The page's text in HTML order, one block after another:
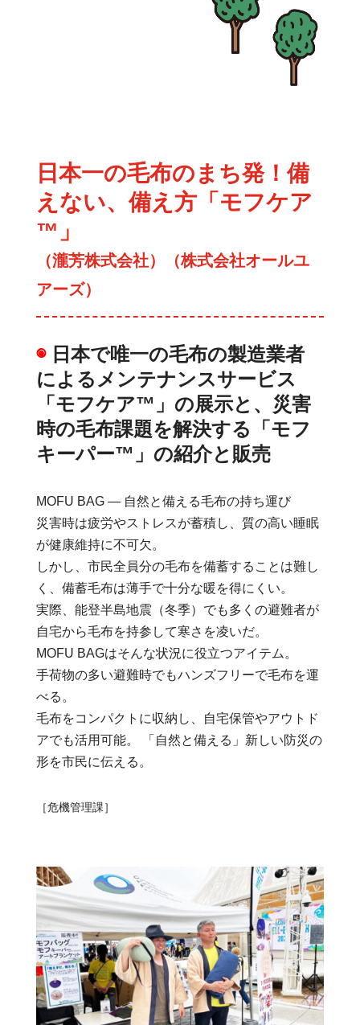
日本一の毛布のまち発！備
えない、備え方「モフケア
™」
（瀧芳株式会社）（株式会社オールユ
アーズ）
◉日本で唯一の毛布の製造業者
によるメンテナンスサービス
「モフケア™」の展示と、災害
時の毛布課題を解決する「モフ
キーパー™」の紹介と販売
MOFU BAG ― 自然と備える毛布の持ち運び
災害時は疲労やストレスが蓄積し、質の高い睡眠
が健康維持に不可欠。
しかし、市民全員分の毛布を備蓄することは難し
く、備蓄毛布は薄手で十分な暖を得にくい。
実際、能登半島地震（冬季）でも多くの避難者が
自宅から毛布を持参して寒さを凌いだ。
MOFU BAGはそんな状況に役立つアイテム。
手荷物の多い避難時でもハンズフリーで毛布を運
べる。
毛布をコンパクトに収納し、自宅保管やアウトド
アでも活用可能。 「自然と備える」新しい防災の
形を市民に伝える。
［危機管理課］